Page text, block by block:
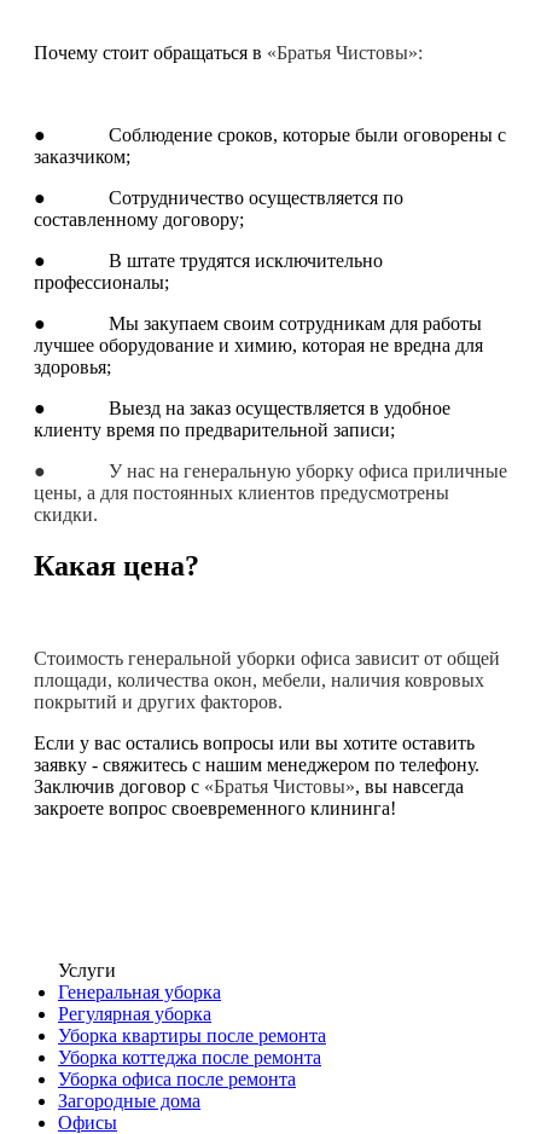
Почему стоит обращаться в «Братья Чистовы»:
● Соблюдение сроков, которые были оговорены с
заказчиком;
● Сотрудничество осуществляется по
составленному договору;
● В штате трудятся исключительно
профессионалы;
● Мы закупаем своим сотрудникам для работы
лучшее оборудование и химию, которая не вредна для
здоровья;
● Выезд на заказ осуществляется в удобное
клиенту время по предварительной записи;
● У нас на генеральную уборку офиса приличные
цены, а для постоянных клиентов предусмотрены
скидки.
Какая цена?
Стоимость генеральной уборки офиса зависит от общей
площади, количества окон, мебели, наличия ковровых
покрытий и других факторов.
Если у вас остались вопросы или вы хотите оставить
заявку - свяжитесь с нашим менеджером по телефону.
Заключив договор с «Братья Чистовы», вы навсегда
закроете вопрос своевременного клининга!
Услуги
Генеральная уборка
Регулярная уборка
Уборка квартиры после ремонта
Уборка коттеджа после ремонта
Уборка офиса после ремонта
Загородные дома
Офисы